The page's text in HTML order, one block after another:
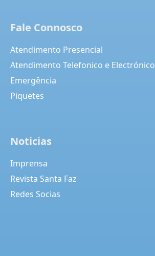
Fale Connosco
Atendimento Presencial
Atendimento Telefonico e Electrónico
Emergência
Piquetes
Noticias
Imprensa
Revista Santa Faz
Redes Socias